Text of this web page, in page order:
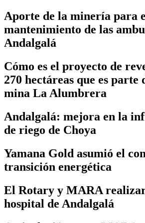
Aporte de la minería para
mantenimiento de las
Andalgalá
Cómo es el proyecto de
270 hectáreas que es
mina La Alumbrera
Andalgalá: mejora en la
de riego de Choya
Yamana Gold asumió el
transición energética
El Rotary y MARA
hospital de Andalgalá